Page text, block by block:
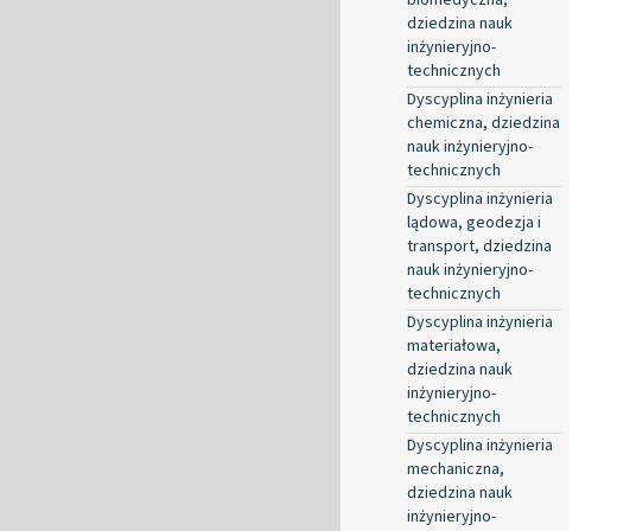
dziedzina nauk
inżynieryjno-
technicznych
Dyscyplina inżynieria
chemiczna, dziedzina
nauk inżynieryjno-
technicznych
Dyscyplina inżynieria
lądowa, geodezja i
transport, dziedzina
nauk inżynieryjno-
technicznych
Dyscyplina inżynieria
materiałowa,
dziedzina nauk
inżynieryjno-
technicznych
Dyscyplina inżynieria
mechaniczna,
dziedzina nauk
inżynieryjno-